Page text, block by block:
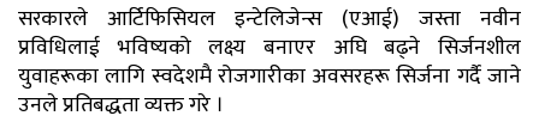
सरकारले आर्टिफिसियल इन्टेलिजेन्स (एआई) जस्ता नवीन
प्रविधिलाई भविष्यको लक्ष्य बनाएर अघि बढ्ने सिर्जनशील
युवाहरूका लागि स्वदेशमै रोजगारीका अवसरहरू सिर्जना गर्दै जाने
उनले प्रतिबद्धता व्यक्त गरे ।